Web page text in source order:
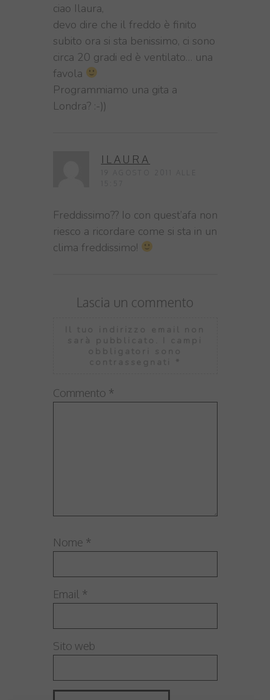
ciao Ilaura,
devo dire che il freddo è finito
subito ora si sta benissimo, ci sono
circa 20 gradi ed è ventilato… una
favola
Programmiamo una gita a
Londra? :-))
ILAURA
Freddissimo?? Io con quest’afa non
riesco a ricordare come si sta in un
clima freddissimo!
Lascia un commento
Commento *
Nome *
Email *
Sito web